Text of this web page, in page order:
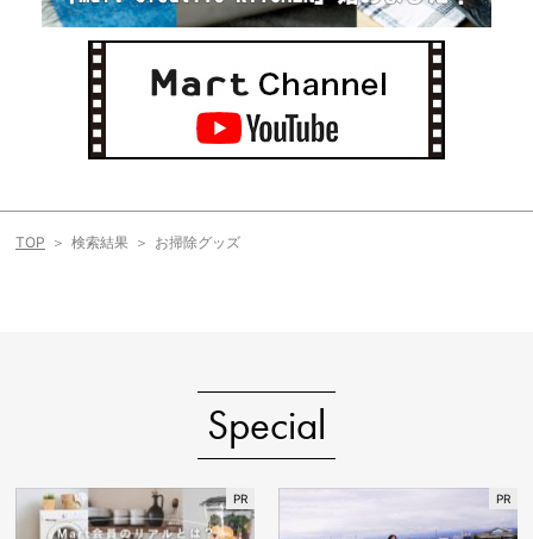
TOP 検索結果 お掃除グッズ
Special